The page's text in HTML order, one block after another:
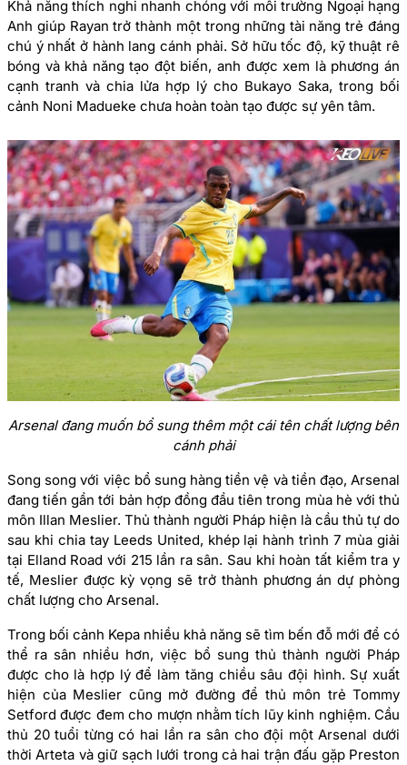
Khả năng thích nghi nhanh chóng với môi trường Ngoại hạng
Anh giúp Rayan trở thành một trong những tài năng trẻ đáng
chú ý nhất ở hành lang cánh phải. Sở hữu tốc độ, kỹ thuật rê
bóng và khả năng tạo đột biến, anh được xem là phương án
cạnh tranh và chia lửa hợp lý cho Bukayo Saka, trong bối
cảnh Noni Madueke chưa hoàn toàn tạo được sự yên tâm.
Arsenal đang muốn bổ sung thêm một cái tên chất lượng bên
cánh phải
Song song với việc bổ sung hàng tiền vệ và tiền đạo, Arsenal
đang tiến gần tới bản hợp đồng đầu tiên trong mùa hè với thủ
môn Illan Meslier. Thủ thành người Pháp hiện là cầu thủ tự do
sau khi chia tay Leeds United, khép lại hành trình 7 mùa giải
tại Elland Road với 215 lần ra sân. Sau khi hoàn tất kiểm tra y
tế, Meslier được kỳ vọng sẽ trở thành phương án dự phòng
chất lượng cho Arsenal.
Trong bối cảnh Kepa nhiều khả năng sẽ tìm bến đỗ mới để có
thể ra sân nhiều hơn, việc bổ sung thủ thành người Pháp
được cho là hợp lý để làm tăng chiều sâu đội hình. Sự xuất
hiện của Meslier cũng mở đường để thủ môn trẻ Tommy
Setford được đem cho mượn nhằm tích lũy kinh nghiệm. Cầu
thủ 20 tuổi từng có hai lần ra sân cho đội một Arsenal dưới
thời Arteta và giữ sạch lưới trong cả hai trận đấu gặp Preston